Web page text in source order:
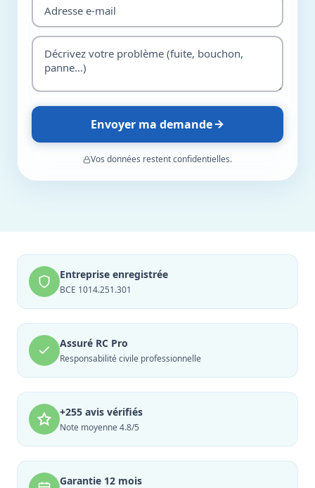
Envoyer ma demande
Vos données restent confidentielles.
Entreprise enregistrée
BCE 1014.251.301
Assuré RC Pro
Responsabilité civile professionnelle
+255 avis vérifiés
Note moyenne 4.8/5
Garantie 12 mois